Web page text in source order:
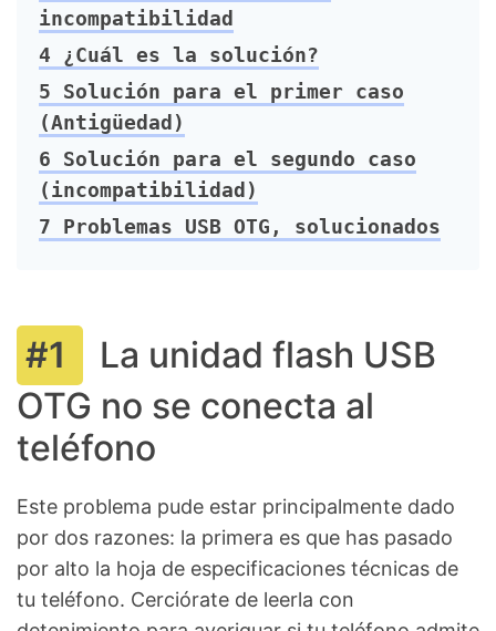
incompatibilidad
4 ¿Cuál es la solución?
5 Solución para el primer caso
(Antigüedad)
6 Solución para el segundo caso
(incompatibilidad)
7 Problemas USB OTG, solucionados
La unidad flash USB
OTG no se conecta al
teléfono
Este problema pude estar principalmente dado
por dos razones: la primera es que has pasado
por alto la hoja de especificaciones técnicas de
tu teléfono. Cerciórate de leerla con